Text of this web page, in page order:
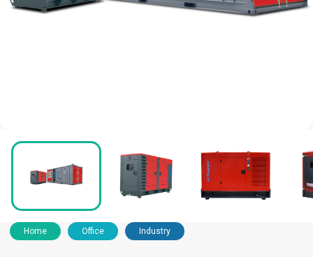
Home Office Industry